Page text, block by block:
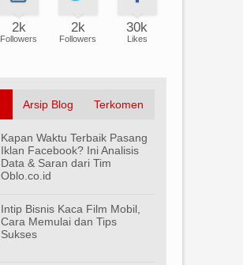
2k
Followers
2k
Followers
30k
Likes
Arsip Blog Terkomen
Kapan Waktu Terbaik Pasang
Iklan Facebook? Ini Analisis
Data & Saran dari Tim
Oblo.co.id
Intip Bisnis Kaca Film Mobil,
Cara Memulai dan Tips
Sukses